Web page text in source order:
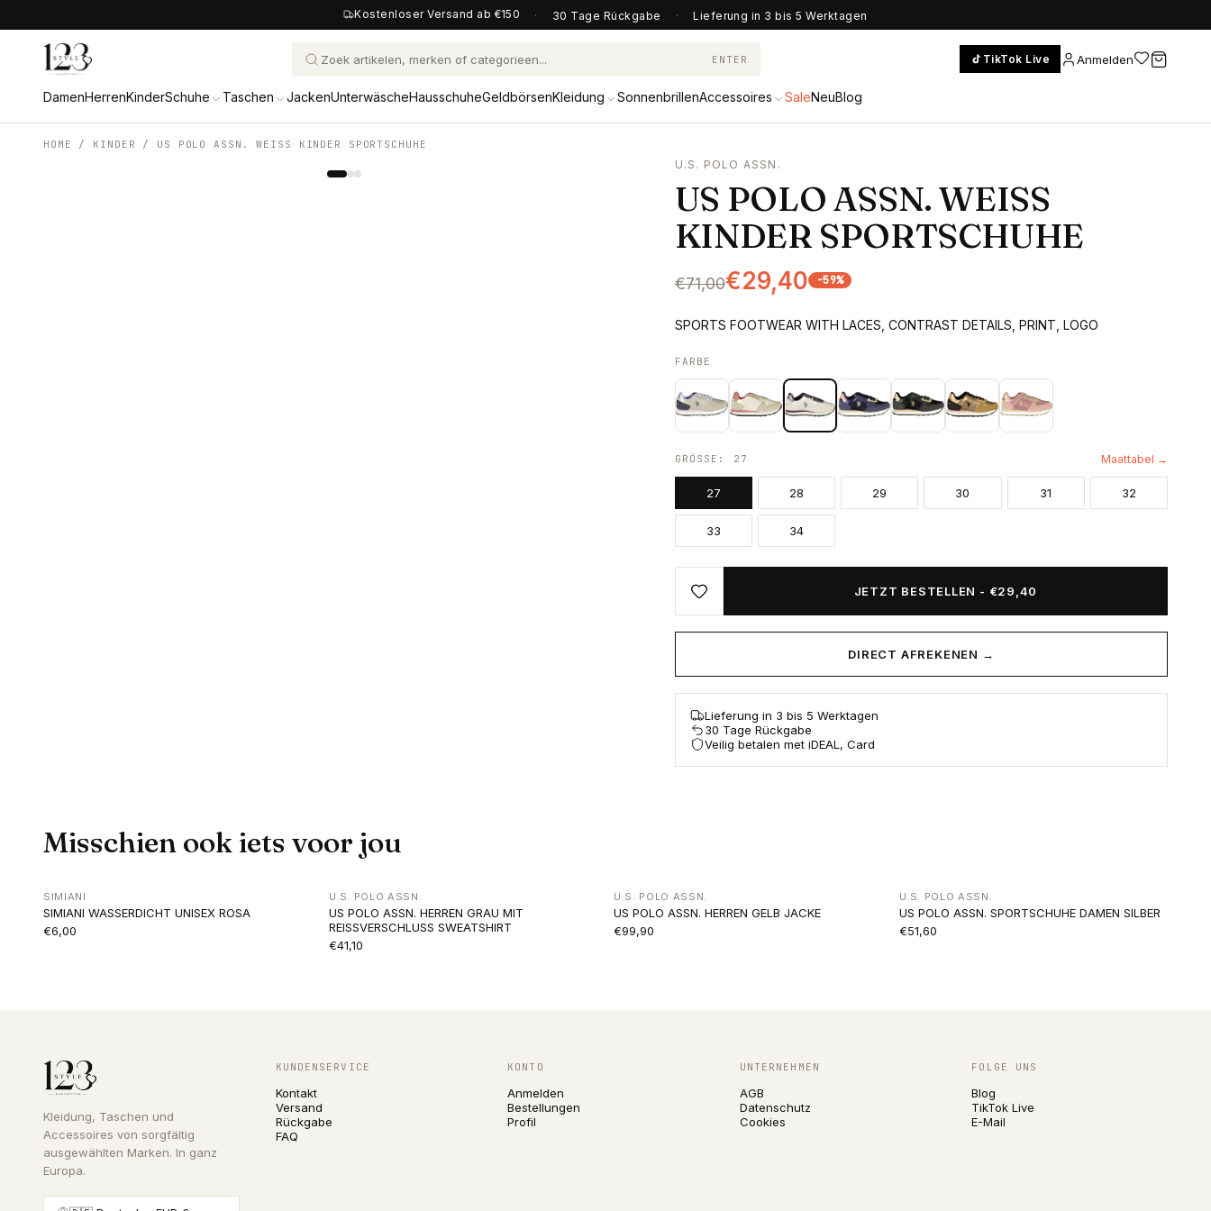
Kostenloser Versand ab €150 · 30 Tage Rückgabe · Lieferung in 3 bis 5 Werktagen
ENTER TikTok Live Anmelden
DamenHerrenKinderSchuhe Taschen JackenUnterwäscheHausschuheGeldbörsenKleidung SonnenbrillenAccessoires SaleNeuBlog
HOME / KINDER / US POLO ASSN. WEISS KINDER SPORTSCHUHE
U.S. POLO ASSN.
US POLO ASSN. WEISS
KINDER SPORTSCHUHE
€71,00€29,40 -59%
SPORTS FOOTWEAR WITH LACES, CONTRAST DETAILS, PRINT, LOGO
FARBE
GRÖSSE : 27 Maattabel →
27 28 29 30 31 32
33 34
JETZT BESTELLEN - €29,40
DIRECT AFREKENEN →
Lieferung in 3 bis 5 Werktagen
30 Tage Rückgabe
Veilig betalen met iDEAL, Card
Misschien ook iets voor jou
SIMIANI
SIMIANI WASSERDICHT UNISEX ROSA
€6,00
U.S. POLO ASSN.
US POLO ASSN. HERREN GRAU MIT
REISSVERSCHLUSS SWEATSHIRT
€41,10
U.S. POLO ASSN.
US POLO ASSN. HERREN GELB JACKE
€99,90
U.S. POLO ASSN.
US POLO ASSN. SPORTSCHUHE DAMEN SILBER
€51,60
Kleidung, Taschen und
Accessoires von sorgfältig
ausgewählten Marken. In ganz
Europa.
KUNDENSERVICE
Kontakt
Versand
Rückgabe
FAQ
KONTO
Anmelden
Bestellungen
Profil
UNTERNEHMEN
AGB
Datenschutz
Cookies
FOLGE UNS
Blog
TikTok Live
E-Mail